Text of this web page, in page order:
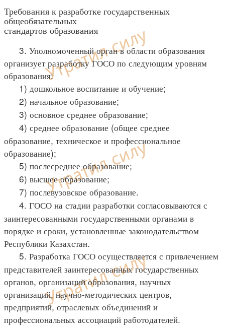
Требования к разработке государственных
общеобязательных
стандартов образования
3. Уполномоченный орган в области образования
организует разработку ГОСО по следующим уровням
образования:
1) дошкольное воспитание и обучение;
2) начальное образование;
3) основное среднее образование;
4) среднее образование (общее среднее
образование, техническое и профессиональное
образование);
5) послесреднее образование;
6) высшее образование;
7) послевузовское образование.
4. ГОСО на стадии разработки согласовываются с
заинтересованными государственными органами в
порядке и сроки, установленные законодательством
Республики Казахстан.
5. Разработка ГОСО осуществляется с привлечением
представителей заинтересованных государственных
органов, организаций образования, научных
организаций, научно-методических центров,
предприятий, отраслевых объединений и
профессиональных ассоциаций работодателей.